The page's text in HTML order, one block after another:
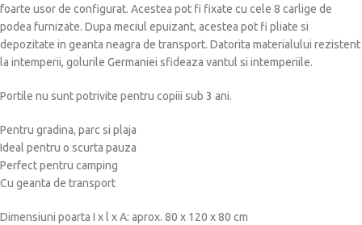
foarte usor de configurat. Acestea pot fi fixate cu cele 8 carlige de
podea furnizate. Dupa meciul epuizant, acestea pot fi pliate si
depozitate in geanta neagra de transport. Datorita materialului rezistent
la intemperii, golurile Germaniei sfideaza vantul si intemperiile.
Portile nu sunt potrivite pentru copiii sub 3 ani.
Pentru gradina, parc si plaja
Ideal pentru o scurta pauza
Perfect pentru camping
Cu geanta de transport
Dimensiuni poarta I x l x A: aprox. 80 x 120 x 80 cm